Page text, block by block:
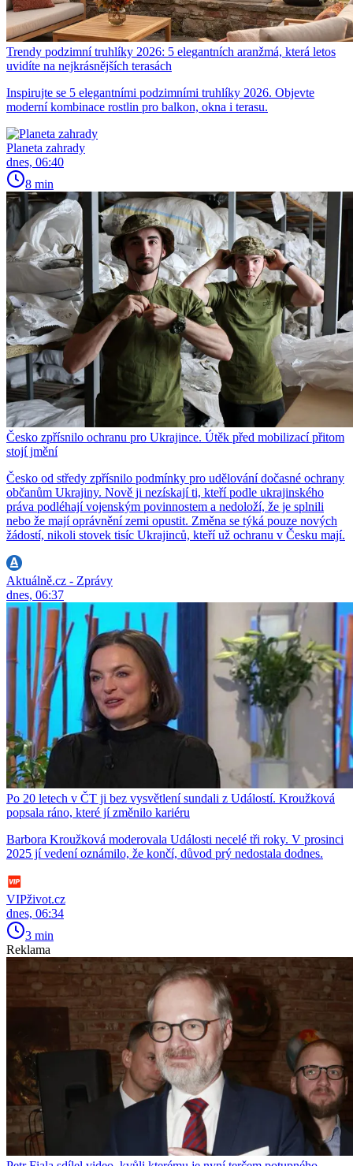
Trendy podzimní truhlíky 2026: 5 elegantních aranžmá, která letos
uvidíte na nejkrásnějších terasách
Inspirujte se 5 elegantními podzimními truhlíky 2026. Objevte
moderní kombinace rostlin pro balkon, okna i terasu.
Planeta zahrady
dnes, 06:40
8 min
Česko zpřísnilo ochranu pro Ukrajince. Útěk před mobilizací přitom
stojí jmění
Česko od středy zpřísnilo podmínky pro udělování dočasné ochrany
občanům Ukrajiny. Nově ji nezískají ti, kteří podle ukrajinského
práva podléhají vojenským povinnostem a nedoloží, že je splnili
nebo že mají oprávnění zemi opustit. Změna se týká pouze nových
žádostí, nikoli stovek tisíc Ukrajinců, kteří už ochranu v Česku mají.
Aktuálně.cz - Zprávy
dnes, 06:37
Po 20 letech v ČT ji bez vysvětlení sundali z Událostí. Kroužková
popsala ráno, které jí změnilo kariéru
Barbora Kroužková moderovala Události necelé tři roky. V prosinci
2025 jí vedení oznámilo, že končí, důvod prý nedostala dodnes.
VIPživot.cz
dnes, 06:34
3 min
Reklama